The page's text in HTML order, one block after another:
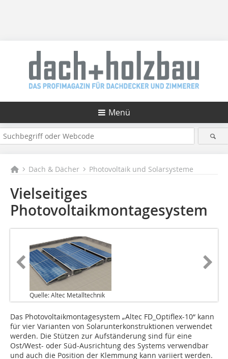
Menü
Dach & Dächer Photovoltaik und Solarsysteme
Vielseitiges
Photovoltaikmontagesystem
Quelle: Altec Metalltechnik
Das Photovoltaikmontagesystem „Altec FD_Optiflex-10“ kann
für vier Varianten von Solarunterkonstruktionen verwendet
werden. Die Stützen zur Aufständerung sind für eine
Ost/West- oder Süd-Ausrichtung des Systems verwendbar
und auch die Position der Klemmung kann variiert werden.